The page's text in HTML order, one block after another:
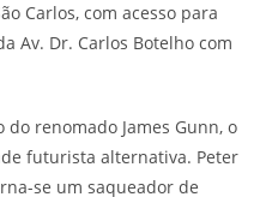
Carlos, com acesso para
Av. Dr. Carlos Botelho com
do renomado James Gunn, o
futurista alternativa. Peter
se um saqueador de